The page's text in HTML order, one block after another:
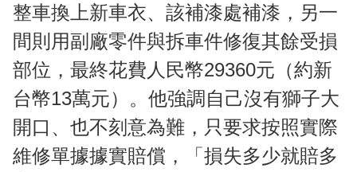
整車換上新車衣、該補漆處補漆，另一
間則用副廠零件與拆車件修復其餘受損
部位，最終花費人民幣29360元（約新
台幣13萬元）。他強調自己沒有獅子大
開口、也不刻意為難，只要求按照實際
維修單據據實賠償，「損失多少就賠多